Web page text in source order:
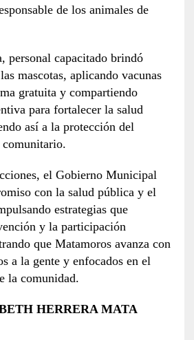
de los animales de
personal capacitado brindó
mascotas, aplicando vacunas
gratuita y compartiendo
para fortalecer la salud
así a la protección del
el Gobierno Municipal
con la salud pública y el
estrategias que
y la participación
que Matamoros avanza con
a la gente y enfocados en el
la comunidad.
HERRERA MATA